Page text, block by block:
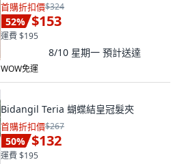
首購折扣價$324
52% $153
運費 $195
8/10 星期一 預計送達
WOW免運
Bidangil Teria 蝴蝶結皇冠髮夾
首購折扣價$267
50% $132
運費 $195